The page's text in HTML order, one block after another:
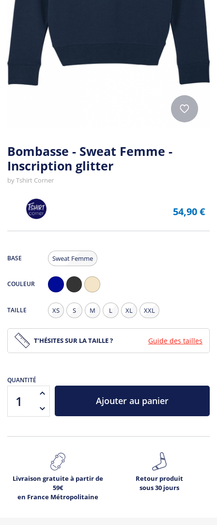
Bombasse - Sweat Femme -
Inscription glitter
byTshirt Corner
54,90 €
BASE Sweat Femme
COULEUR
Chiné -
légèrement
TAILLE XS S M L XL XXL
T’HÉSITES SUR LA TAILLE ? Guide des tailles
QUANTITÉ
Ajouter au panier
Livraison gratuite à partir de
59€
en France Métropolitaine
Retour produit
sous 30 jours